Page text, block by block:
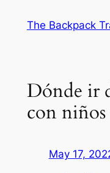
The Backpack
Dónde ir
con
May 17,